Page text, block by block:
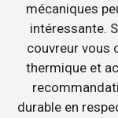
mécaniques
intéressante.
couvreur vous
thermique et
durable en